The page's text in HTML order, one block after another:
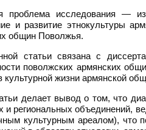
проблема исследования —
и развитие этнокультуры
общин Поволжья.
статьи связана с
поволжских армянских
культурной жизни армянской
делает вывод о том, что
и региональных объединений,
культурным ареалом), что